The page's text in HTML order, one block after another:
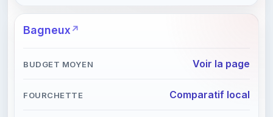
Bagneux
Voir la page
Comparatif local